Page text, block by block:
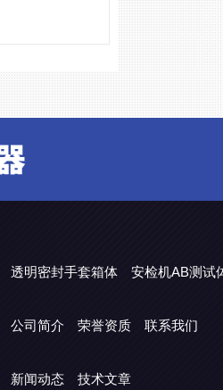
透明密封手套箱体 安检机AB测试
公司简介 荣誉资质 联系我们
新闻动态 技术文章